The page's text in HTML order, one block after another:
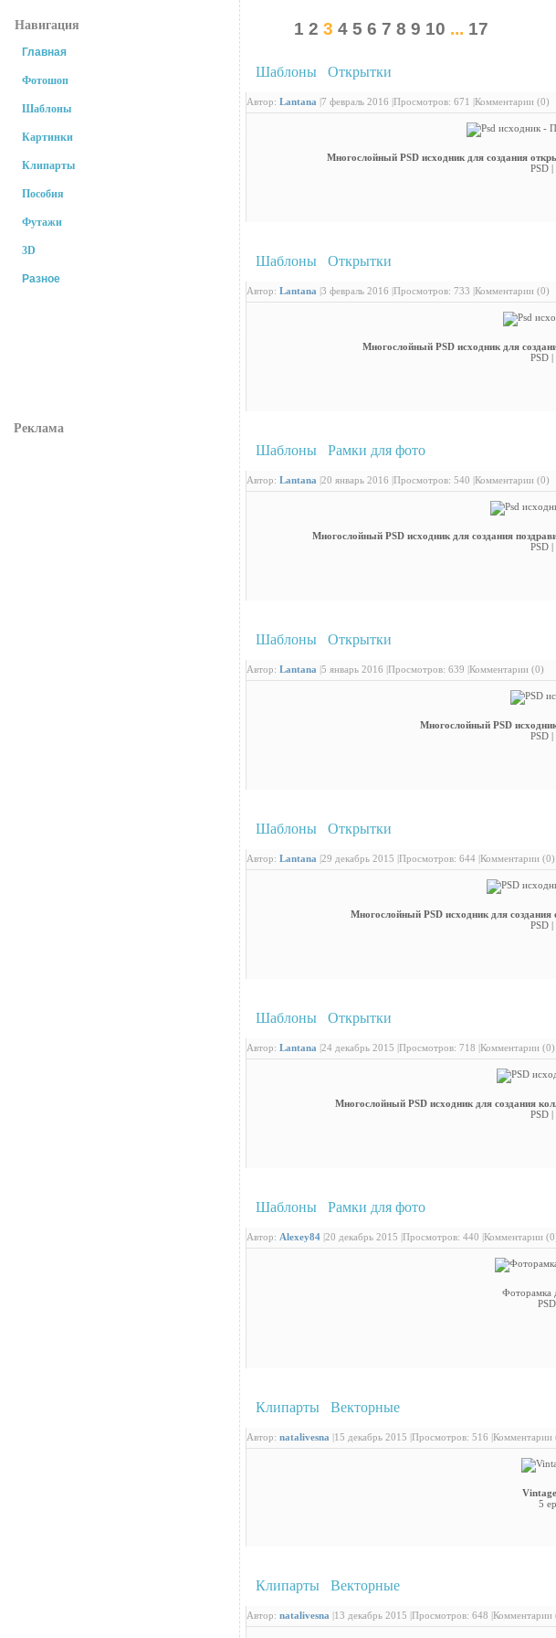
Навигация
Главная
Фотошоп
Шаблоны
Картинки
Клипарты
Пособия
Футажи
3D
Разное
Реклама
1 2 3 4 5 6 7 8 9 10 ... 17
Шаблоны Открытки
Автор: Lantana |7 февраль 2016 |Просмотров: 671 |Комментарии (0)
Многослойный PSD исходник для создания
PSD
Шаблоны Открытки
Автор: Lantana |3 февраль 2016 |Просмотров: 733 |Комментарии (0)
Многослойный PSD исходник для
PSD
Шаблоны Рамки для фото
Автор: Lantana |20 январь 2016 |Просмотров: 540 |Комментарии (0)
Многослойный PSD исходник для создания
PSD
Шаблоны Открытки
Автор: Lantana |5 январь 2016 |Просмотров: 639 |Комментарии (0)
Многослойный PSD
PSD
Шаблоны Открытки
Автор: Lantana |29 декабрь 2015 |Просмотров: 644 |Комментарии (0)
Многослойный PSD исходник для
PSD
Шаблоны Открытки
Автор: Lantana |24 декабрь 2015 |Просмотров: 718 |Комментарии (0)
Многослойный PSD исходник для создания
PSD
Шаблоны Рамки для фото
Автор: Alexey84 |20 декабрь 2015 |Просмотров: 440 |Комментарии
Фоторамка
Клипарты Векторные
Автор: natalivesna |15 декабрь 2015 |Просмотров: 516 |Комментарии
5
Клипарты Векторные
Автор: natalivesna |13 декабрь 2015 |Просмотров: 648 |Комментарии